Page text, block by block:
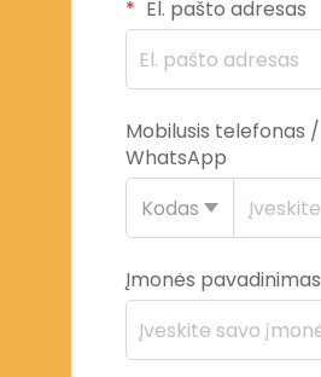
El. pašto adresas
Mobilusis telefonas /
WhatsApp
Kodas
Įmonės pavadinimas